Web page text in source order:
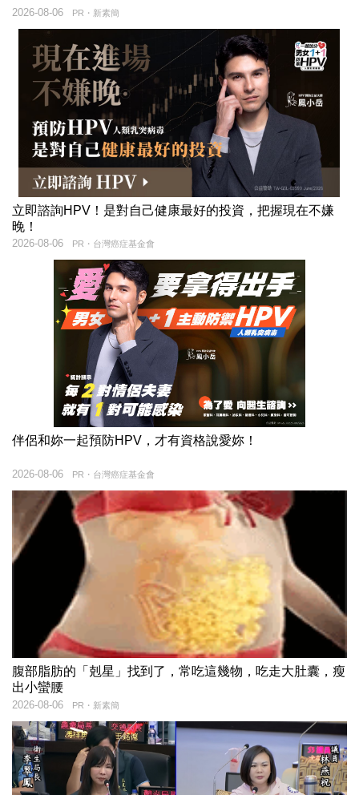
PR・新素簡
2026-08-06
立即諮詢HPV！是對自己健康最好的投資，把握現在不嫌
晚！
PR・台灣癌症基金會
2026-08-06
伴侶和妳一起預防HPV，才有資格說愛妳！
PR・台灣癌症基金會
2026-08-06
腹部脂肪的「剋星」找到了，常吃這幾物，吃走大肚囊，瘦
出小蠻腰
PR・新素簡
2026-08-06